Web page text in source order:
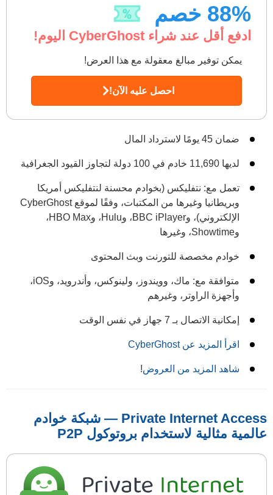
88% خصم
ادفع أقل عند شراء CyberGhost اليوم!
يمكن توفير مبالغ معقولة مع هذا العرض!
احصل عليه الآن!
ضمان 45 يومًا لاسترداد المال
لديها 11,690 خادم في 100 دولة لتجاوز القيود الجغرافية
تعمل مع: نتفليكس (بخوادم محسنة لنتفليكس أمريكا
وبريطانيا وغيرها من المكتبات، وفقًا لموقع CyberGhost
الإلكتروني)، وBBC iPlayer، وHulu، وHBO Max،
وShowtime، وغيرها
خوادم مخصصة للتورنت وبث المحتوى
متوافقة مع: ماك، وويندوز، ولينوكس، وأندرويد، وiOS،
وأجهزة الراوتر، وغيرهم
إمكانية الاتصال بـ 7 جهاز في نفس الوقت
اقرأ المزيد عن CyberGhost
شاهد المزيد من العروض!
Private Internet Access — شبكة خوادم
عالمية مثالية لاستخدام بروتوكول P2P